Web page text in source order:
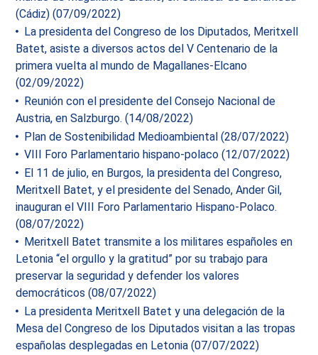
(Cádiz) (07/09/2022)
La presidenta del Congreso de los Diputados, Meritxell
Batet, asiste a diversos actos del V Centenario de la
primera vuelta al mundo de Magallanes-Elcano
(02/09/2022)
Reunión con el presidente del Consejo Nacional de
Austria, en Salzburgo. (14/08/2022)
Plan de Sostenibilidad Medioambiental (28/07/2022)
VIII Foro Parlamentario hispano-polaco (12/07/2022)
El 11 de julio, en Burgos, la presidenta del Congreso,
Meritxell Batet, y el presidente del Senado, Ander Gil,
inauguran el VIII Foro Parlamentario Hispano-Polaco.
(08/07/2022)
Meritxell Batet transmite a los militares españoles en
Letonia “el orgullo y la gratitud” por su trabajo para
preservar la seguridad y defender los valores
democráticos (08/07/2022)
La presidenta Meritxell Batet y una delegación de la
Mesa del Congreso de los Diputados visitan a las tropas
españolas desplegadas en Letonia (07/07/2022)